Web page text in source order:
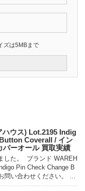
ズは5MBまで
ウス) Lot.2195 Indig
Coverall / イン
バーオール 買取実績
した。 ブランド WAREH
Pin Check Change B
問い合わせください。 状